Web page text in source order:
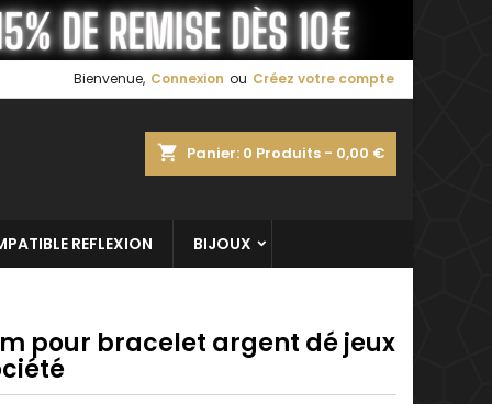
Bienvenue, Connexion ou Créez votre compte
shopping_cart Panier: 0 Produits - 0,00 €
REFLEXION BIJOUX
pour bracelet argent dé jeux